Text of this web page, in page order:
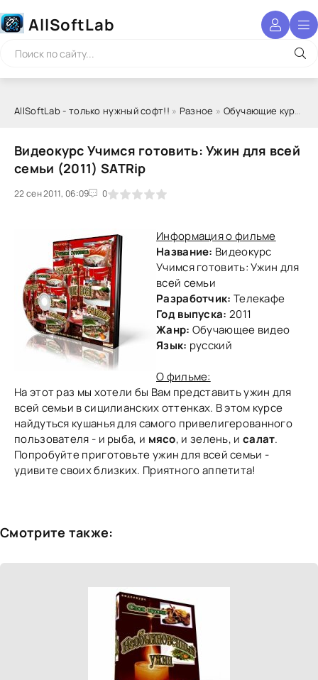
AllSoftLab
AllSoftLab - только нужный софт!! » Разное » Обучающие курсы
Видеокурс Учимся готовить: Ужин для всей
семьи (2011) SATRip
22 сен 2011, 06:09 0
1 2 3 4 5
Информация о фильме
Название: Видеокурс
Учимся готовить: Ужин для
всей семьи
Разработчик: Телекафе
Год выпуска: 2011
Жанр: Обучающее видео
Язык: русский
О фильме:
На этот раз мы хотели бы Вам представить ужин для
всей семьи в сицилианских оттенках. В этом курсе
найдуться кушанья для самого привелигерованного
пользователя - и рыба, и мясо, и зелень, и салат.
Попробуйте приготовьте ужин для всей семьи -
удивите своих близких. Приятного аппетита!
Смотрите также: